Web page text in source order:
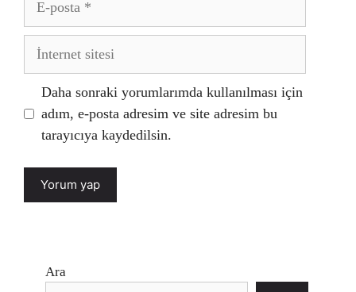
posta
İnternet
Daha sonraki yorumlarımda kullanılması için
adım, e-posta adresim ve site adresim bu
tarayıcıya kaydedilsin.
Ara